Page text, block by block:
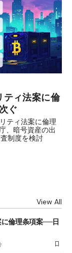
ティ法案に倫
ぐ
ティ法案に倫理
、暗号資産の出
制度を検討
View All
に倫理条項案──日